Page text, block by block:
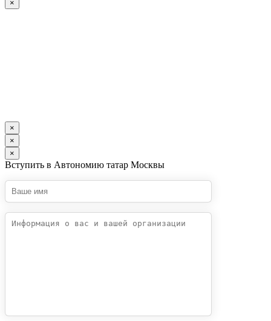
×
×
×
×
Вступить в Автономию татар Москвы